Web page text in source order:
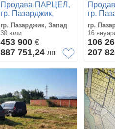
Продава ПАРЦЕЛ,
гр. Пазарджик,
Запад
гр. Пазарджик, Запад
30 юли
453 900 €
887 751,24 лв
гр.
Запад
гр.
16
106
207